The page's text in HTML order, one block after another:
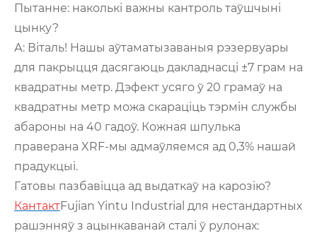
Пытанне: наколькі важны кантроль таўшчыні
цынку?
А: Віталь! Нашы аўтаматызаваныя рэзервуары
для пакрыцця дасягаюць дакладнасці ±7 грам на
квадратны метр. Дэфект усяго ў 20 грамаў на
квадратны метр можа скараціць тэрмін службы
абароны на 40 гадоў. Кожная шпулька
праверана XRF-мы адмаўляемся ад 0,3% нашай
прадукцыі.
Гатовы пазбавіцца ад выдаткаў на карозію?
КантактFujian Yintu Industrial для нестандартных
рашэнняў з ацынкаванай сталі ў рулонах: